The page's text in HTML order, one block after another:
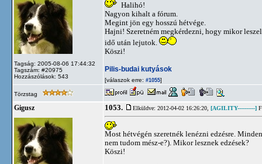
Tagság: 2005-08-06 17:44:32
Tagszám: #20975
Hozzászólások: 543
Halihó!
Nagyon kihalt a fórum.
Megint jön egy hosszú hétvége.
Hajni! Szeretném megkérdezni, hogy mikor
idő után lejutok.
Köszi!
Pilis-budai kutyások
[válaszok erre: #1055]
Törzstag
Gigusz 1053. Elküldve: 2012-04-02 16:26:20, [AGILITY----------]
Most hétvégén szeretnék lenézni edzésre.
nem tudom mész-e?). Mikor lesznek edzések?
Köszi!